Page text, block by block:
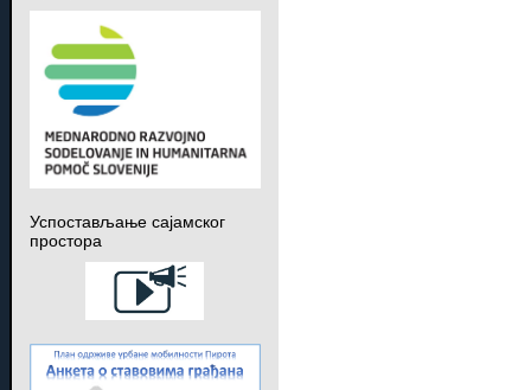
Успостављање сајамског
простора